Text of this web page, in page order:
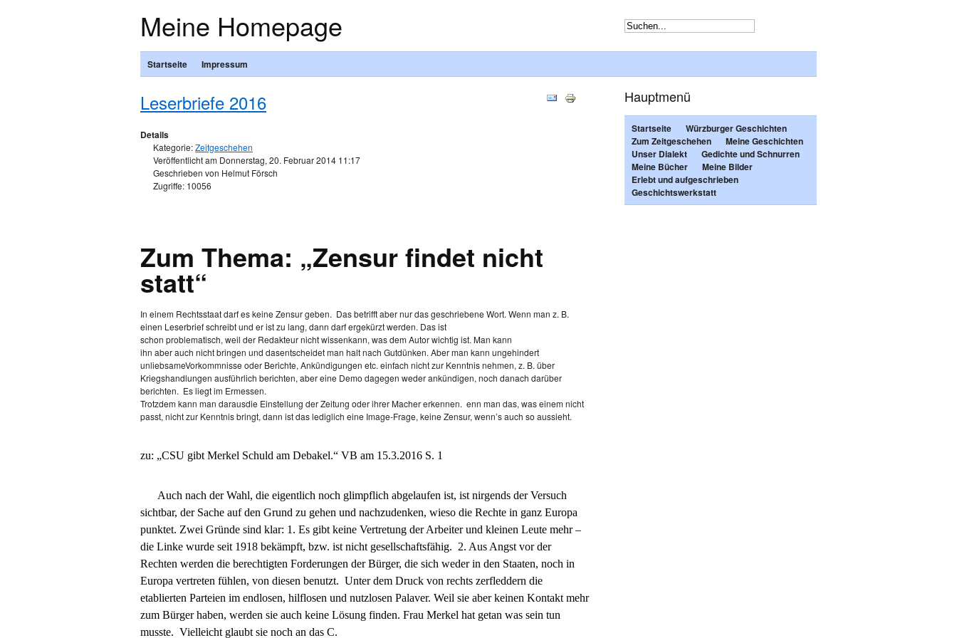
Meine Homepage
Startseite Impressum
Leserbriefe 2016
Details
Kategorie:Zeitgeschehen
Veröffentlicht am Donnerstag, 20. Februar 2014 11:17
Geschrieben von Helmut Försch
Zugriffe: 10056
Zum Thema: „Zensur findet nicht
statt“
In einem Rechtsstaat darf es keine Zensur geben. Das betrifft aber nur das geschriebene Wort. Wenn man z. B.
einen Leserbrief schreibt und er ist zu lang, dann darf ergekürzt werden. Das ist
schon problematisch, weil der Redakteur nicht wissenkann, was dem Autor wichtig ist. Man kann
ihn aber auch nicht bringen und dasentscheidet man halt nach Gutdünken. Aber man kann ungehindert
unliebsameVorkommnisse oder Berichte, Ankündi­gungen etc. einfach nicht zur Kenntnis nehmen, z. B. über
Kriegshandlungen ausführlich berichten, aber eine Demo dagegen weder ankündigen, noch danach darüber
berichten. Es liegt im Ermessen.
Trotzdem kann man darausdie Einstellung der Zeitung oder ihrer Macher erkennen. enn man das, was einem nicht
passt, nicht zur Kenntnis bringt, dann ist das lediglich eine Image-Frage, keine Zensur, wenn’s auch so aussieht.
zu: „CSU gibt Merkel Schuld am Debakel.“ VB am 15.3.2016 S. 1
Auch nach der Wahl, die eigentlich noch glimpflich abgelaufen ist, ist nirgends der Versuch
sichtbar, der Sache auf den Grund zu gehen und nachzudenken, wieso die Rechte in ganz Europa
punktet. Zwei Gründe sind klar: 1. Es gibt keine Vertretung der Arbeiter und kleinen Leute mehr –
die Linke wurde seit 1918 bekämpft, bzw. ist nicht gesellschaftsfähig. 2. Aus Angst vor der
Rechten werden die berechtigten Forderungen der Bürger, die sich weder in den Staaten, noch in
Europa vertreten fühlen, von diesen benutzt. Unter dem Druck von rechts zerfleddern die
etablierten Parteien im endlosen, hilflosen und nutzlosen Palaver. Weil sie aber keinen Kontakt mehr
zum Bürger haben, werden sie auch keine Lösung finden. Frau Merkel hat getan was sein tun
musste. Vielleicht glaubt sie noch an das C.
Hauptmenü
Startseite
Würzburger Geschichten
Zum Zeitgeschehen
Meine Geschichten
Unser Dialekt
Gedichte und Schnurren
Meine Bücher
Meine Bilder
Erlebt und aufgeschrieben
Geschichtswerkstatt